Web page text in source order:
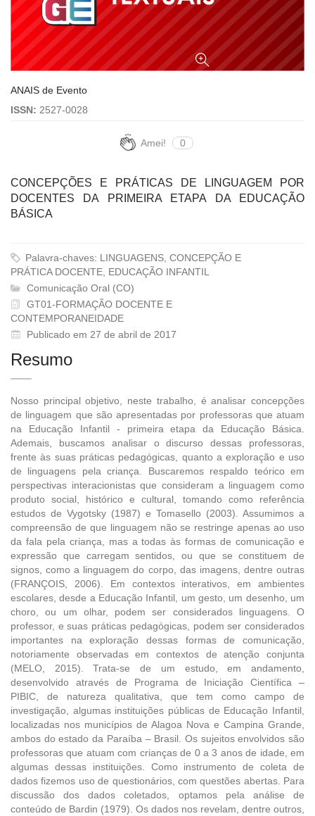
ANAIS de Evento
ISSN: 2527-0028
Amei! 0
CONCEPÇÕES E PRÁTICAS DE LINGUAGEM POR
DOCENTES DA PRIMEIRA ETAPA DA EDUCAÇÃO
BÁSICA
Palavra-chaves: LINGUAGENS, CONCEPÇÃO E
PRÁTICA DOCENTE, EDUCAÇÃO INFANTIL
Comunicação Oral (CO)
GT01-FORMAÇÃO DOCENTE E
CONTEMPORANEIDADE
Publicado em 27 de abril de 2017
Resumo
Nosso principal objetivo, neste trabalho, é analisar concepções
de linguagem que são apresentadas por professoras que atuam
na Educação Infantil - primeira etapa da Educação Básica.
Ademais, buscamos analisar o discurso dessas professoras,
frente às suas práticas pedagógicas, quanto a exploração e uso
de linguagens pela criança. Buscaremos respaldo teórico em
perspectivas interacionistas que consideram a linguagem como
produto social, histórico e cultural, tomando como referência
estudos de Vygotsky (1987) e Tomasello (2003). Assumimos a
compreensão de que linguagem não se restringe apenas ao uso
da fala pela criança, mas a todas às formas de comunicação e
expressão que carregam sentidos, ou que se constituem de
signos, como a linguagem do corpo, das imagens, dentre outras
(FRANÇOIS, 2006). Em contextos interativos, em ambientes
escolares, desde a Educação Infantil, um gesto, um desenho, um
choro, ou um olhar, podem ser considerados linguagens. O
professor, e suas práticas pedagógicas, podem ser considerados
importantes na exploração dessas formas de comunicação,
notoriamente observadas em contextos de atenção conjunta
(MELO, 2015). Trata-se de um estudo, em andamento,
desenvolvido através de Programa de Iniciação Científica –
PIBIC, de natureza qualitativa, que tem como campo de
investigação, algumas instituições públicas de Educação Infantil,
localizadas nos municípios de Alagoa Nova e Campina Grande,
ambos do estado da Paraíba – Brasil. Os sujeitos envolvidos são
professoras que atuam com crianças de 0 a 3 anos de idade, em
algumas dessas instituições. Como instrumento de coleta de
dados fizemos uso de questionários, com questões abertas. Para
discussão dos dados coletados, optamos pela análise de
conteúdo de Bardin (1979). Os dados nos revelam, dentre outros,